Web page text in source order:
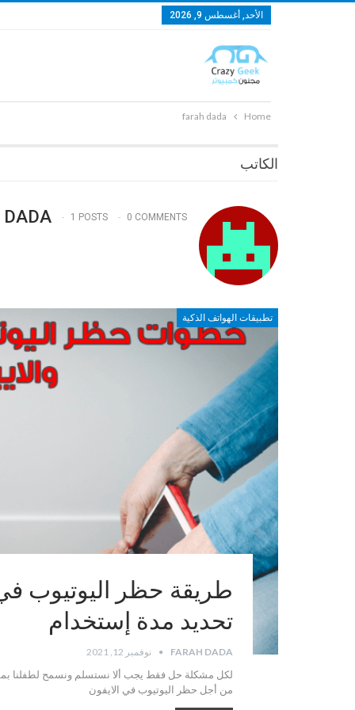
الأحد, أغسطس 9, 2026
Home
farah dada
الكاتب
DADA 1 POSTS 0 COMMENTS
تطبيقات الهواتف الذكية
طريقة حظر اليوتيوب في
تحديد مدة إستخدام
FARAH DADA نوفمبر 12, 2021
لكل مشكلة حل فقط يجب ألا نستسلم ونسمح لطفلنا
من أجل حظر اليوتيوب في الايفون